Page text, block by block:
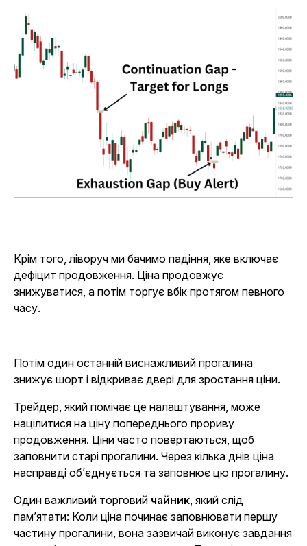
Крім того, ліворуч ми бачимо падіння, яке включає
дефіцит продовження. Ціна продовжує
знижуватися, а потім торгує вбік протягом певного
часу.
Потім один останній виснажливий прогалина
знижує шорт і відкриває двері для зростання ціни.
Трейдер, який помічає це налаштування, може
націлитися на ціну попереднього прориву
продовження. Ціни часто повертаються, щоб
заповнити старі прогалини. Через кілька днів ціна
насправді об’єднується та заповнює цю прогалину.
Один важливий торговий чайник, який слід
пам’ятати: Коли ціна починає заповнювати першу
частину прогалини, вона зазвичай виконує завдання